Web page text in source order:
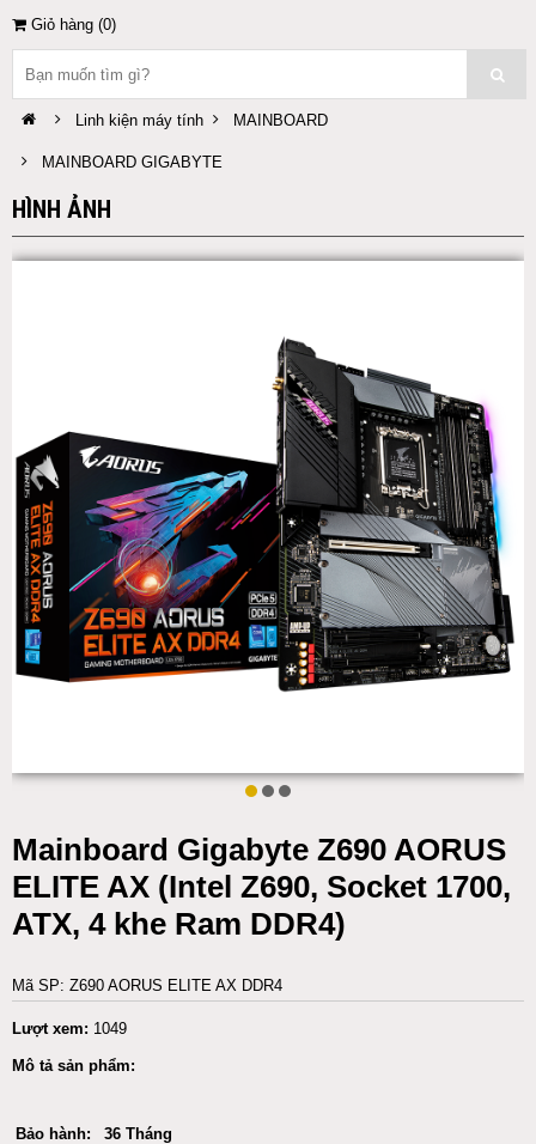
Giỏ hàng (0)
Linh kiện máy tính MAINBOARD
MAINBOARD GIGABYTE
HÌNH ẢNH
Mainboard Gigabyte Z690 AORUS
ELITE AX (Intel Z690, Socket 1700,
ATX, 4 khe Ram DDR4)
Mã SP: Z690 AORUS ELITE AX DDR4
Lượt xem: 1049
Mô tả sản phẩm:
Bảo hành:
36 Tháng